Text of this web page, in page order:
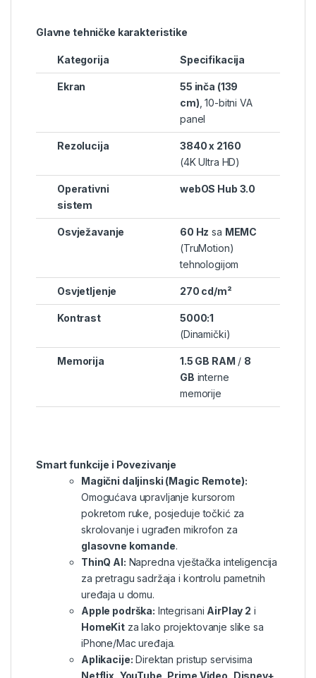
Glavne tehničke karakteristike
Kategorija Specifikacija
Ekran
55 inča (139
cm) , 10-bitni VA
panel
Rezolucija
3840 x 2160
(4K Ultra HD)
Operativni
sistem
webOS Hub 3.0
Osvježavanje 60 Hz sa MEMC
(TruMotion)
tehnologijom
Osvjetljenje 270 cd/m²
Kontrast
5000:1
(Dinamički)
Memorija 1.5 GB RAM / 8
GB interne
memorije
Smart funkcije i Povezivanje
Magični daljinski (Magic Remote):
Omogućava upravljanje kursorom
pokretom ruke, posjeduje točkić za
skrolovanje i ugrađen mikrofon za
glasovne komande.
ThinQ AI: Napredna vještačka inteligencija
za pretragu sadržaja i kontrolu pametnih
uređaja u domu.
Apple podrška: Integrisani AirPlay 2 i
HomeKit za lako projektovanje slike sa
iPhone/Mac uređaja.
Aplikacije: Direktan pristup servisima
Netflix, YouTube, Prime Video, Disney+